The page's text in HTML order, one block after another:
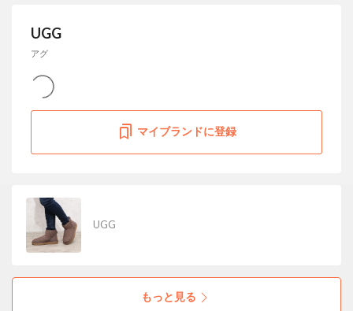
UGG
アグ
マイブランドに登録
UGG
もっと見る